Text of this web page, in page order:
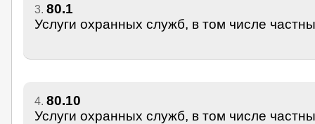
3. 80.1
Услуги охранных служб, в том числе
4. 80.10
Услуги охранных служб, в том числе